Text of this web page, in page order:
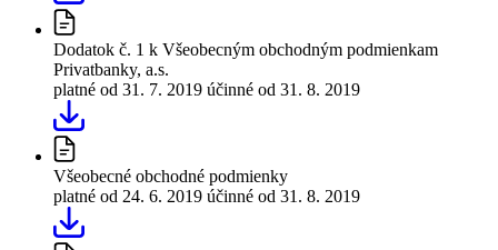
Dodatok č. 1 k Všeobecným obchodným podmienkam
Privatbanky, a.s.
platné od 31. 7. 2019 účinné od 31. 8. 2019
Všeobecné obchodné podmienky
platné od 24. 6. 2019 účinné od 31. 8. 2019